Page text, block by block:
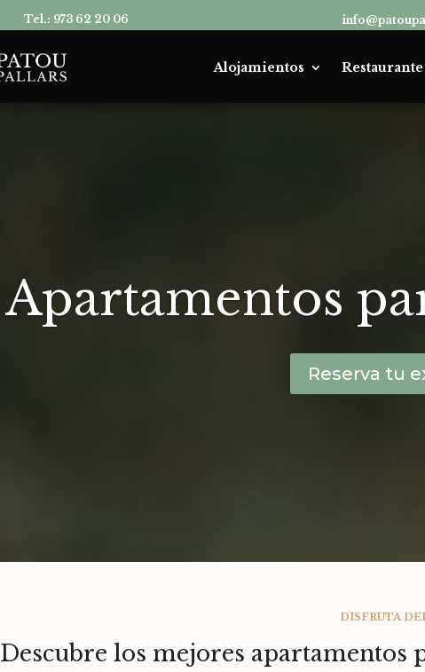
Tel.: 973 62 20 06
Alojamientos Restaurante
Apartamentos
Reserva tu
DISFRUTA
Descubre los mejores apartamentos